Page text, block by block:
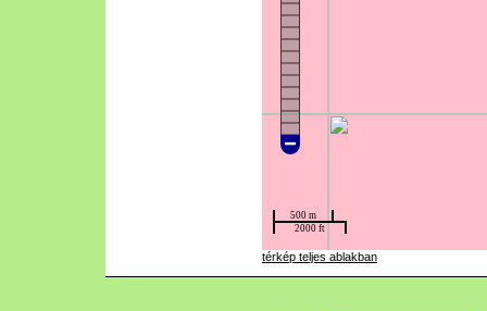
térkép teljes ablakban